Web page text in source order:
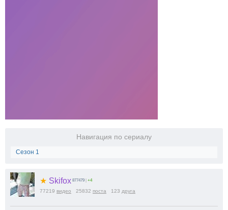
Навигация по сериалу
Сезон 1
★ Skifox 877479 +4
77219 видео 25832 поста 123 друга